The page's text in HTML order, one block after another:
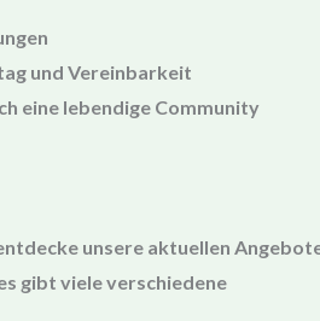
und Vereinbarkeit
eine lebendige Community
unsere aktuellen
gibt viele verschiedene